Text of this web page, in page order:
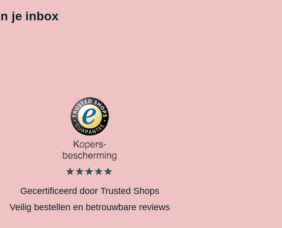
je inbox
Gecertificeerd door Trusted Shops
Veilig bestellen en betrouwbare reviews